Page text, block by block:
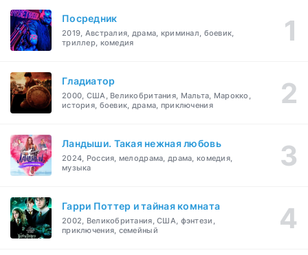
Посредник
2019, Австралия, драма, криминал, боевик,
триллер, комедия
Гладиатор
2000, США, Великобритания, Мальта, Марокко,
история, боевик, драма, приключения
Ландыши. Такая нежная любовь
2024, Россия, мелодрама, драма, комедия,
музыка
Гарри Поттер и тайная комната
2002, Великобритания, США, фэнтези,
приключения, семейный